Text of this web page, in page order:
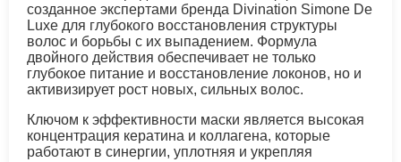
созданное экспертами бренда Divination Simone De
Luxe для глубокого восстановления структуры
волос и борьбы с их выпадением. Формула
двойного действия обеспечивает не только
глубокое питание и восстановление локонов, но и
активизирует рост новых, сильных волос.
Ключом к эффективности маски является высокая
концентрация кератина и коллагена, которые
работают в синергии, уплотняя и укрепляя